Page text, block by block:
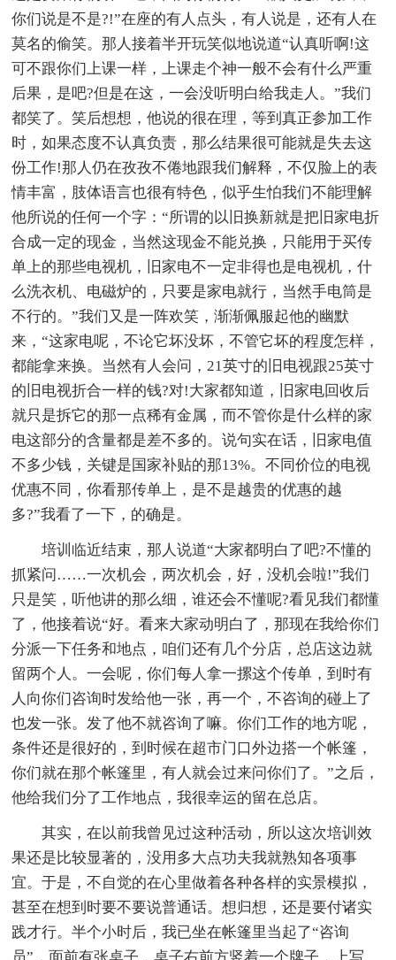
你们说是不是?!”在座的有人点头，有人说是，还有人在
莫名的偷笑。那人接着半开玩笑似地说道“认真听啊!这
可不跟你们上课一样，上课走个神一般不会有什么严重
后果，是吧?但是在这，一会没听明白给我走人。”我们
都笑了。笑后想想，他说的很在理，等到真正参加工作
时，如果态度不认真负责，那么结果很可能就是失去这
份工作!那人仍在孜孜不倦地跟我们解释，不仅脸上的表
情丰富，肢体语言也很有特色，似乎生怕我们不能理解
他所说的任何一个字：“所谓的以旧换新就是把旧家电折
合成一定的现金，当然这现金不能兑换，只能用于买传
单上的那些电视机，旧家电不一定非得也是电视机，什
么洗衣机、电磁炉的，只要是家电就行，当然手电筒是
不行的。”我们又是一阵欢笑，渐渐佩服起他的幽默
来，“这家电呢，不论它坏没坏，不管它坏的程度怎样，
都能拿来换。当然有人会问，21英寸的旧电视跟25英寸
的旧电视折合一样的钱?对!大家都知道，旧家电回收后
就只是拆它的那一点稀有金属，而不管你是什么样的家
电这部分的含量都是差不多的。说句实在话，旧家电值
不多少钱，关键是国家补贴的那13%。不同价位的电视
优惠不同，你看那传单上，是不是越贵的优惠的越
多?”我看了一下，的确是。
培训临近结束，那人说道“大家都明白了吧?不懂的
抓紧问……一次机会，两次机会，好，没机会啦!”我们
只是笑，听他讲的那么细，谁还会不懂呢?看见我们都懂
了，他接着说“好。看来大家动明白了，那现在我给你们
分派一下任务和地点，咱们还有几个分店，总店这边就
留两个人。一会呢，你们每人拿一摞这个传单，到时有
人向你们咨询时发给他一张，再一个，不咨询的碰上了
也发一张。发了他不就咨询了嘛。你们工作的地方呢，
条件还是很好的，到时候在超市门口外边搭一个帐篷，
你们就在那个帐篷里，有人就会过来问你们了。”之后，
他给我们分了工作地点，我很幸运的留在总店。
其实，在以前我曾见过这种活动，所以这次培训效
果还是比较显著的，没用多大点功夫我就熟知各项事
宜。于是，不自觉的在心里做着各种各样的实景模拟，
甚至在想到时要不要说普通话。想归想，还是要付诸实
践才行。半个小时后，我已坐在帐篷里当起了“咨询